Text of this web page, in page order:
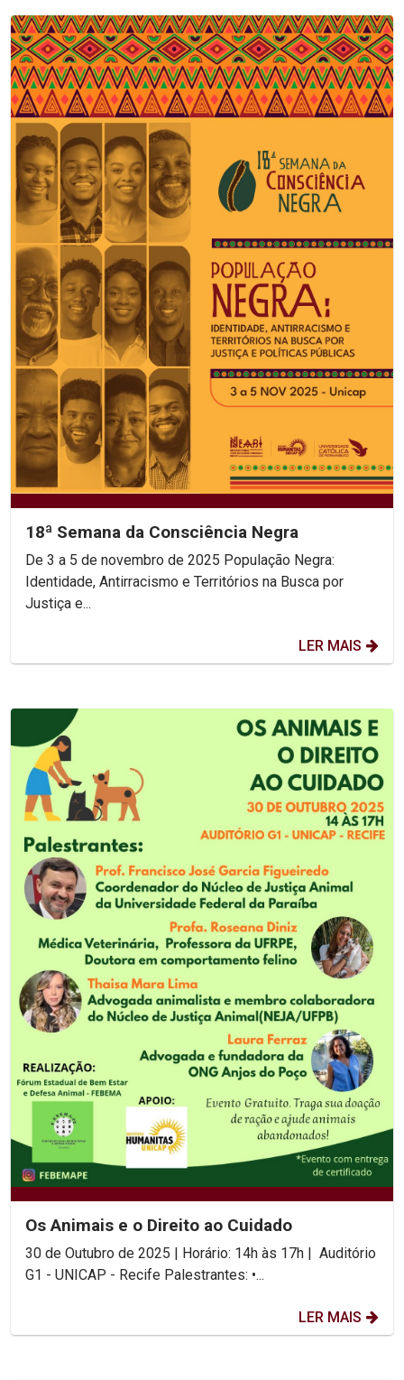
18ª Semana da Consciência Negra
De 3 a 5 de novembro de 2025 População Negra:
Identidade, Antirracismo e Territórios na Busca por
Justiça e...
LER MAIS
Os Animais e o Direito ao Cuidado
30 de Outubro de 2025 | Horário: 14h às 17h | Auditório
G1 - UNICAP - Recife Palestrantes: •...
LER MAIS